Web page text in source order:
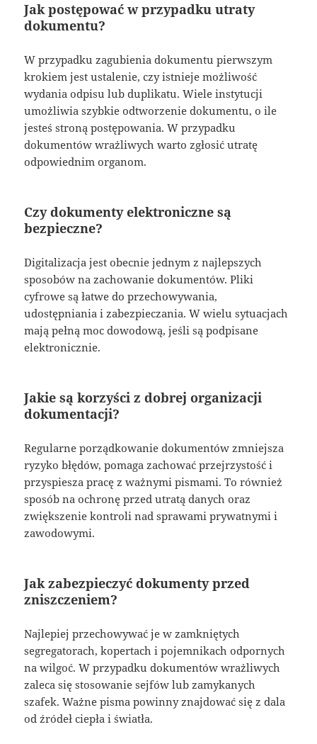
Jak postępować w przypadku utraty
dokumentu?
W przypadku zagubienia dokumentu pierwszym
krokiem jest ustalenie, czy istnieje możliwość
wydania odpisu lub duplikatu. Wiele instytucji
umożliwia szybkie odtworzenie dokumentu, o ile
jesteś stroną postępowania. W przypadku
dokumentów wrażliwych warto zgłosić utratę
odpowiednim organom.
Czy dokumenty elektroniczne są
bezpieczne?
Digitalizacja jest obecnie jednym z najlepszych
sposobów na zachowanie dokumentów. Pliki
cyfrowe są łatwe do przechowywania,
udostępniania i zabezpieczania. W wielu sytuacjach
mają pełną moc dowodową, jeśli są podpisane
elektronicznie.
Jakie są korzyści z dobrej organizacji
dokumentacji?
Regularne porządkowanie dokumentów zmniejsza
ryzyko błędów, pomaga zachować przejrzystość i
przyspiesza pracę z ważnymi pismami. To również
sposób na ochronę przed utratą danych oraz
zwiększenie kontroli nad sprawami prywatnymi i
zawodowymi.
Jak zabezpieczyć dokumenty przed
zniszczeniem?
Najlepiej przechowywać je w zamkniętych
segregatorach, kopertach i pojemnikach odpornych
na wilgoć. W przypadku dokumentów wrażliwych
zaleca się stosowanie sejfów lub zamykanych
szafek. Ważne pisma powinny znajdować się z dala
od źródeł ciepła i światła.